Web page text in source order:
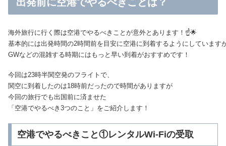
海外旅行に行く際は空港でやるべきことが意外とあります！☝️🌟
基本的には出発時間の2時間前を目安に空港に到着するようにしています
GWなどの混雑する時期にはもっと早い到着がおすすめです！
今回は23時半関空発のフライトで、
関空に到着したのは18時前だったので時間がありますが
今回の旅行でも出国前に済ませた
「空港でやるべき 3つのこと 」をご紹介します！
空港でやるべきこと①レンタルWi-Fiの受取